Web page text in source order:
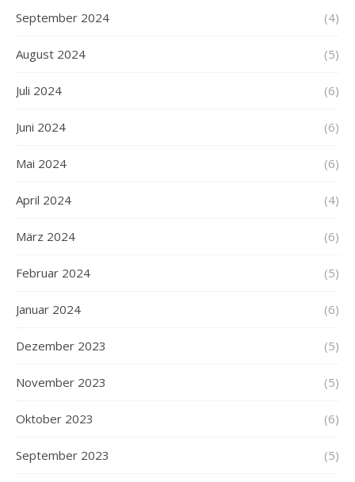
September 2024 (4)
August 2024 (5)
Juli 2024 (6)
Juni 2024 (6)
Mai 2024 (6)
April 2024 (4)
März 2024 (6)
Februar 2024 (5)
Januar 2024 (6)
Dezember 2023 (5)
November 2023 (5)
Oktober 2023 (6)
September 2023 (5)